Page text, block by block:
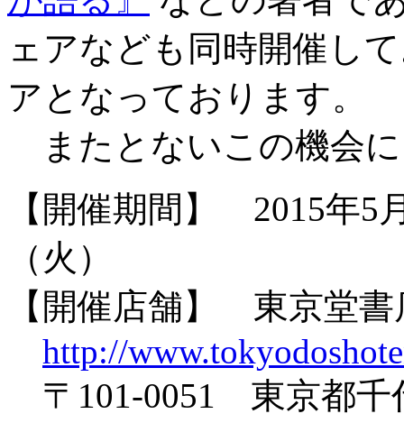
ェアなども同時開催し
アとなっております。
またとないこの機会
【開催期間】 2015年5
（火）
【開催店舗】 東京堂
http://
〒101-0051 東京都千